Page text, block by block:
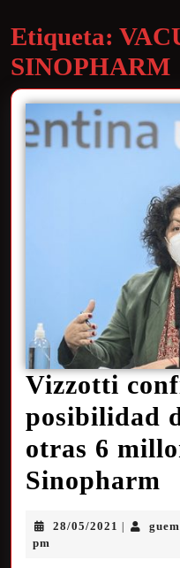
Etiqueta:
SINOPHARM
Vizzotti
posibilidad
otras 6
Sinopharm
28/05/2021
pm